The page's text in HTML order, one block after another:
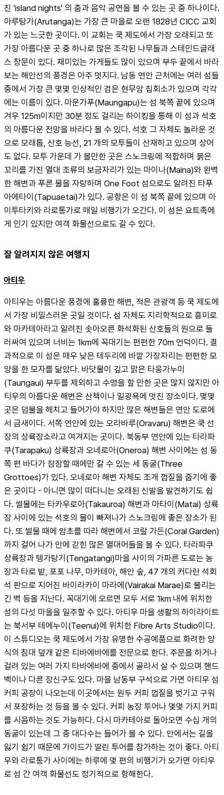
진 'island nights' 의 춤과 음악 공연을 볼 수 있는 곳 중 하나이다.
아루탕가(Arutanga)는 가장 큰 마을로 오랜 1828년 CICC 교회
가 있는 느긋한 곳이다. 이 교회는 쿡 제도에서 가장 오래되고 또
가장 아름다운 곳 중 하나로 많은 조각된 나무들과 스테인드글래
스 창문이 있다. 재미있는 가게들도 많이 있으며 부두 끝에서 바라
보는 해안선의 풍경은 아주 멋지다. 남동 연안 근처에는 여러 섬들
중에서 가장 큰 몇몇 인상적인 검은 현무암 집회소가 있으며 각각
에는 이름이 있다. 마운가푸(Maungapu)는 섬 북쪽 끝에 있으며
겨우 125m이지만 30분 정도 걸리는 하이킹을 통해 이 섬과 석호
의 아름다운 전망을 바라다 볼 수 있다. 석호 그 자체도 놀라운 것
으로 모래톱, 산호 능선, 21 개의 모투들이 산재하고 있으며 상어
도 없다. 모투 가운데 가 볼만한 곳은 스노크링에 적합하며 붉은
꼬리를 가진 열대 조류의 보금자리가 있는 마이나(Maina)와 완벽
한 해변과 푸른 물을 자랑하며 One Foot 섬으로도 알려진 타푸
아에타이(Tapuaetai)가 있다. 공항은 이 섬 북쪽 끝에 있으며 아
이투타키와 라로통가로 매일 비행기가 오간다. 이 섬은 요트족에
게 인기 있지만 여객 화물선으로도 갈 수 있다.
잘 알려지지 않은 여행지
아티우
아티우는 아름다운 풍경에 훌륭한 해변, 적은 관광객 등 쿡 제도에
서 가장 비밀스러운 곳일 것이다. 섬 자체도 지리학적으로 흥미로
와 마카테아라고 알려진 솟아오른 화석화된 산호들의 원으로 둘
러싸여 있으며 너비는 1km에 꼭대기는 편편한 70m 언덕이다. 결
과적으로 이 섬은 매우 낮은 테두리에 바깥 가장자리는 편편한 모
양을 한 모자를 닮았다. 바닷물이 깊고 맑은 타웅가누이
(Taungaui) 부두를 제외하고 수영을 할 만한 곳은 많지 않지만 아
티우의 아름다운 해변은 산책이나 일광욕에 멋진 장소이다. 몇몇
곳은 덤불을 헤치고 들어가야 하지만 많은 해변들은 연안 도로에
서 금새이다. 서쪽 연안에 있는 오라바루(Oravaru) 해변은 쿡 선
장의 상륙장소라고 여겨지는 곳이다. 북동부 연안에 있는 타라파
쿠(Tarapaku) 상륙장과 오네로아(Oneroa) 해변 사이에는 섬 동
쪽 편 바다가 잠잠할 때에만 갈 수 있는 세 동굴(Three
Grottoes)가 있다. 오네로아 해변 자체도 조개 껍질을 줍기에 좋
은 곳이다 - 아니면 많이 떠다니는 오래된 신발을 발견하기도 쉽
다. 썰물에는 타카우로아(Takauroa) 해변과 마타이(Matai) 상륙
장 사이에 있는 석호의 물이 빠져나가 스노크링에 좋은 장소가 된
다. 또 썰물 때에 암초를 따라 해변에서 코랄 가든(Coral Garden)
까지 걸어 나가 안에 갇힌 많은 열대어들을 볼 수 있다. 타라파쿠
상륙장과 텡가탕기(Tengatangi)마을 사이의 가파른 도로는 농
장과 타로 밭, 포포 나무, 마카테아, 해안 숲, 47 개의 커다란 석회
석 판으로 지어진 바이라카이 마라에(Vairakai Marae)로 불리는
긴 벽 등을 지난다. 꼭대기에 오르면 모두 서로 1km 내에 위치한
섬의 다섯 마을을 일주할 수 있다. 아티우 마을 생활의 하이라이트
는 북서부 테에누이(Teenui)에 위치한 Fibre Arts Studio이다.
이 스튜디오는 쿡 제도에서 가장 유명한 수공예품으로 화려한 양
식의 침대 덮개 같은 티바에바에를 전문으로 한다. 주문을 하거나
걸려 있는 여러 가지 타바에바에 중에서 골라서 살 수 있으며 핸드
백이나 다른 장신구도 있다. 마을 남동부 구석으로 가면 아티우 섬
커피 공장이 나오는데 이곳에서는 원두 커피 껍질을 벗기고 구워
서 포장하는 것 등을 볼 수 있다. 커피 농장 투어나 몇몇 가지 커피
를 시음하는 것도 가능하다. 다시 마카테아로 돌아오면 수십 개의
동굴이 있는데 그 중 대다수는 들어가 볼 수 있다. 안에서는 길을
잃기 쉽기 때문에 가이드가 딸린 투어를 참가하는 것이 좋다. 아티
우와 라로통가 사이에는 하루에 몇 편의 비행기가 오가면 아티우
로 섬 간 여객 화물선도 정기적으로 항해한다.